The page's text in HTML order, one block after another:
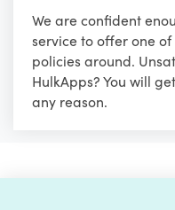
We are confident
service to offer one
policies around.
HulkApps? You will
any reason.